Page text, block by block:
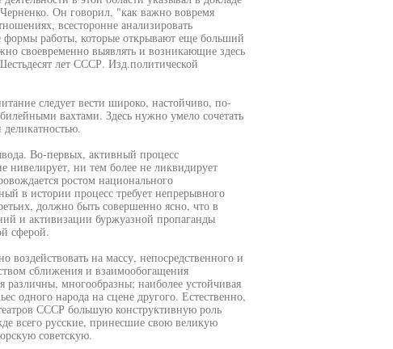
Он говорил, "как важно вовремя
всесторонне анализировать
формы работы, которые открывают еще больший
своевременно выявлять и возникающие здесь
лет СССР. Изд.политической
следует вести широко, настойчиво, по-
вахтами. Здесь нужно умело сочетать
Во-первых, активный процесс
нивелирует, ни тем более не ликвидирует
ростом национального
в истории процесс требует непрерывного
должно быть совершенно ясно, что в
и активизации буржуазной пропаганды
сферой.
воздействовать на массу, непосредственного и
сближения и взаимообогащения
многообразны; наиболее устойчивая
одного народа на сцене другого. Естественно,
СССР большую конструктивную роль
всего русские, принесшие свою великую
советскую.